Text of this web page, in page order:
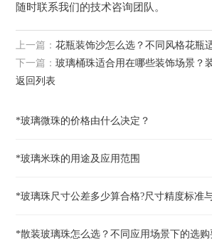
随时联系我们的技术咨询团队。
上一篇：花瓶装饰沙怎么选？不同风格花瓶适
返回列表
下一篇：玻璃桶珠适合用在哪些装饰场景？
*玻璃微珠的价格由什么决定？
*玻璃米珠的用途及应用范围
*玻璃珠尺寸公差多少算合格?尺寸精度标准
*散装玻璃珠怎么选？不同应用场景下的选